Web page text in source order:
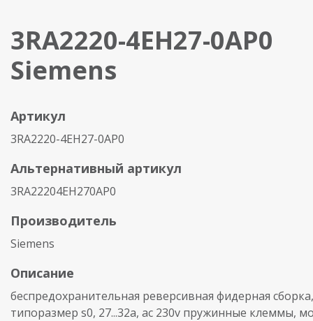
3RA2220-4EH27-0AP0
Siemens
Артикул
3RA2220-4EH27-0AP0
Альтернативный артикул
3RA22204EH270AP0
Производитель
Siemens
Описание
беспредохранительная реверсивная фидерная
типоразмер s0, 27...32a, ac 230v пружинные клеммы,